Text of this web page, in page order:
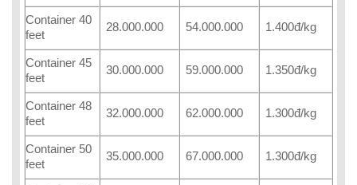
Container 40
feet
28.000.000 54.000.000 1.400đ/kg
Container 45
feet
30.000.000 59.000.000 1.350đ/kg
Container 48
feet
32.000.000 62.000.000 1.300đ/kg
Container 50
feet
35.000.000 67.000.000 1.300đ/kg